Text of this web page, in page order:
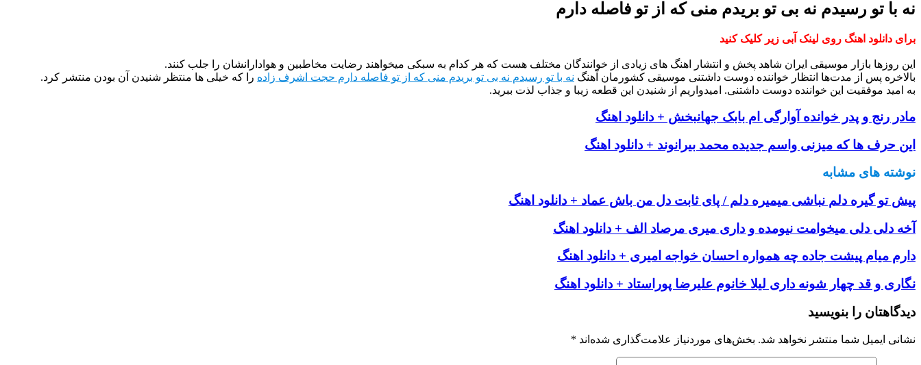
نه با تو رسیدم نه بی تو بریدم منی که از تو فاصله دارم
برای دانلود اهنگ روی لینک آبی زیر کلیک کنید
این روزها بازار موسیقی ایران شاهد پخش و انتشار اهنگ های زیادی از خوانندگان مختلف هست که هر کدام به سبکی میخواهند رضایت مخاطبین و هوادارانشان را جلب کنند.
بالاخره پس از مدت‌ها انتظار خواننده دوست داشتنی موسیقی کشورمان آهنگ نه با تو رسیدم نه بی تو بریدم منی که از تو فاصله دارم حجت اشرف زاده را که خیلی ها منتظر شنیدن آن بودن منتشر کرد.
به امید موفقیت این خواننده دوست داشتنی. امیدواریم از شنیدن این قطعه زیبا و جذاب لذت ببرید.
مادر رنج و پدر خوانده آوارگی ام بابک جهانبخش + دانلود اهنگ
این حرف ها که میزنی واسم جدیده محمد بیرانوند + دانلود اهنگ
نوشته های مشابه
پیش تو گیره دلم نباشی میمیره دلم / پای ثابت دل من باش عماد + دانلود اهنگ
آخه دلی دلی میخوامت نیومده و داری میری مرصاد الف + دانلود اهنگ
دارم میام پیشت جاده چه همواره احسان خواجه امیری + دانلود اهنگ
نگاری و قد چهار شونه داری لیلا خانوم علیرضا پوراستاد + دانلود اهنگ
دیدگاهتان را بنویسید
نشانی ایمیل شما منتشر نخواهد شد. بخش‌های موردنیاز علامت‌گذاری شده‌اند *